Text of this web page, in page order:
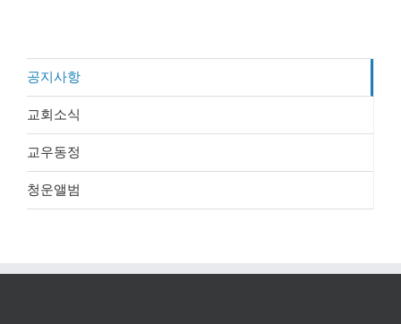
공지사항
교회소식
교우동정
청운앨범